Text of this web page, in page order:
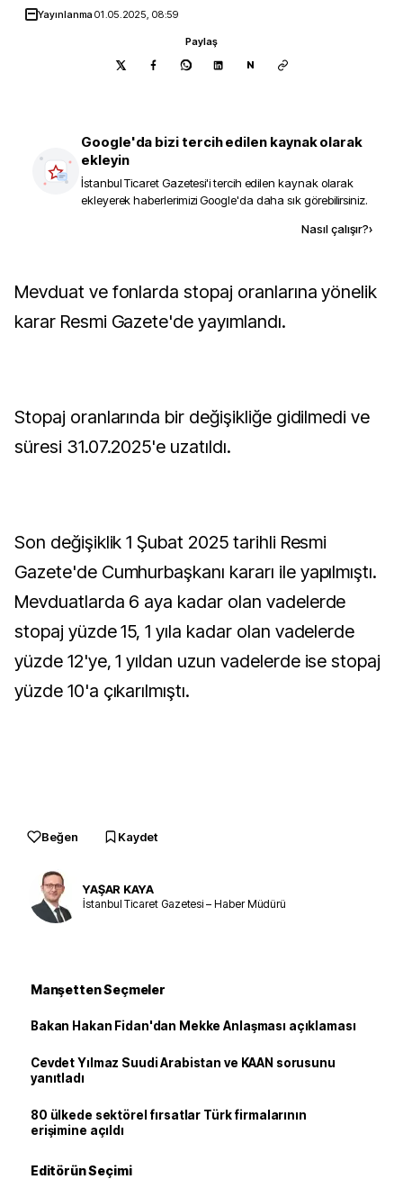
Yayınlanma01.05.2025, 08:59
Paylaş
N
Google'da bizi tercih edilen kaynak olarak
ekleyin
İstanbul Ticaret Gazetesi'i tercih edilen kaynak olarak
ekleyerek haberlerimizi Google'da daha sık görebilirsiniz.
Nasıl çalışır?›
Mevduat ve fonlarda stopaj oranlarına yönelik
karar Resmi Gazete'de yayımlandı.
Stopaj oranlarında bir değişikliğe gidilmedi ve
süresi 31.07.2025'e uzatıldı.
Son değişiklik 1 Şubat 2025 tarihli Resmi
Gazete'de Cumhurbaşkanı kararı ile yapılmıştı.
Mevduatlarda 6 aya kadar olan vadelerde
stopaj yüzde 15, 1 yıla kadar olan vadelerde
yüzde 12'ye, 1 yıldan uzun vadelerde ise stopaj
yüzde 10'a çıkarılmıştı.
Beğen Kaydet
YAŞAR KAYA
İstanbul Ticaret Gazetesi – Haber Müdürü
Manşetten Seçmeler
Bakan Hakan Fidan'dan Mekke Anlaşması açıklaması
Cevdet Yılmaz Suudi Arabistan ve KAAN sorusunu
yanıtladı
80 ülkede sektörel fırsatlar Türk firmalarının
erişimine açıldı
Editörün Seçimi